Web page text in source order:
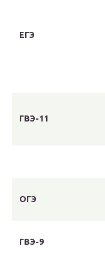
ЕГЭ
ГВЭ-11
ОГЭ
ГВЭ-9